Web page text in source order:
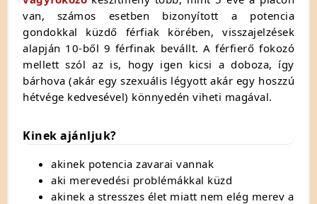
van, számos esetben bizonyított a potencia
gondokkal küzdő férfiak körében, visszajelzések
alapján 10-ből 9 férfinak bevállt. A férfierő fokozó
mellett szól az is, hogy igen kicsi a doboza, így
bárhova (akár egy szexuális légyott akár egy hoszzú
hétvége kedvesével) könnyedén viheti magával.
Kinek ajánljuk?
akinek potencia zavarai vannak
aki merevedési problémákkal küzd
akinek a stresszes élet miatt nem elég merev a